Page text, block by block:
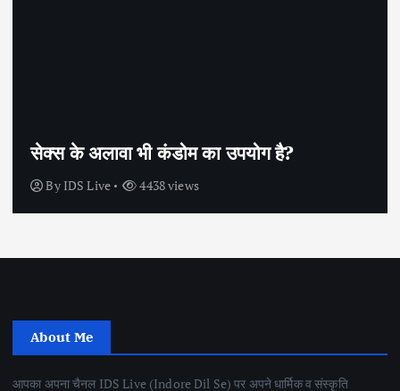
सेक्स के अलावा भी कंडोम का उपयोग है?
By IDS Live 4438 views
About Me
आपका अपना चैनल IDS Live (Indore Dil Se) पर अपने धार्मिक व संस्कृति